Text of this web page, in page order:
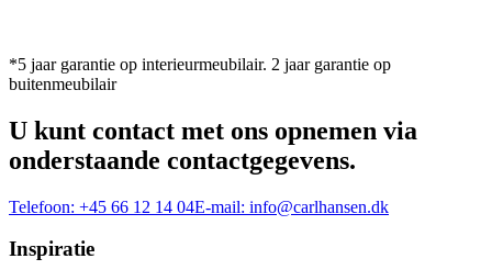
*5 jaar garantie op interieurmeubilair. 2 jaar garantie op
buitenmeubilair
U kunt contact met ons opnemen via
onderstaande contactgegevens.
Telefoon: +45 66 12 14 04E-mail: info@carlhansen.dk
Inspiratie